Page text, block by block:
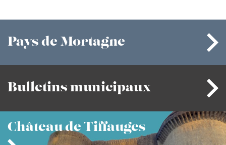
Pays de Mortagne
Bulletins municipaux
Châteaude Tiffauges